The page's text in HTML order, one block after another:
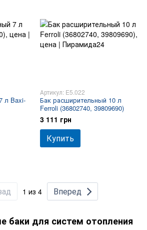
л Baxi-
Артикул: E5.022
Бак расширительный 10 л
Ferroli (36802740, 39809690)
3 111 грн
Купить
1 из 4 Вперед
баки для систем отопления